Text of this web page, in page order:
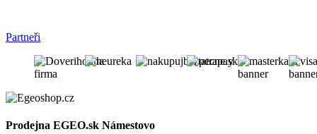
Partneři
Prodejna EGEO.sk Námestovo